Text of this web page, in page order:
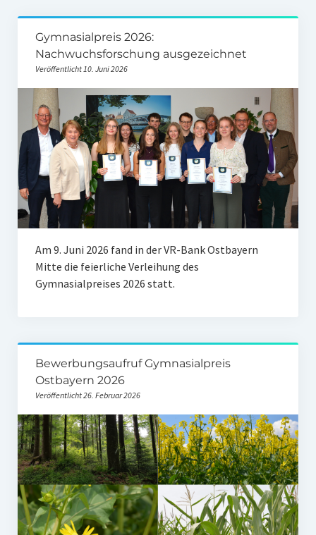
Datenschutz
Stipendien
Erfahrungsberichte
Gymnasialpreise
Aktuelles
Promotionsstipendien
Aktuelles
Historie
Preisträger
Preisträger
Kontakt
Gymnasialpreis 2026:
Nachwuchsforschung ausgezeichnet
Veröffentlicht 10. Juni 2026
Am 9. Juni 2026 fand in der VR-Bank Ostbayern
Mitte die feierliche Verleihung des
Gymnasialpreises 2026 statt.
Bewerbungsaufruf Gymnasialpreis
Ostbayern 2026
Veröffentlicht 26. Februar 2026